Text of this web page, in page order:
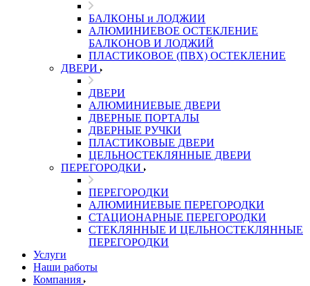
БАЛКОНЫ и ЛОДЖИИ
АЛЮМИНИЕВОЕ ОСТЕКЛЕНИЕ
БАЛКОНОВ И ЛОДЖИЙ
ПЛАСТИКОВОЕ (ПВХ) ОСТЕКЛЕНИЕ
ДВЕРИ
ДВЕРИ
АЛЮМИНИЕВЫЕ ДВЕРИ
ДВЕРНЫЕ ПОРТАЛЫ
ДВЕРНЫЕ РУЧКИ
ПЛАСТИКОВЫЕ ДВЕРИ
ЦЕЛЬНОСТЕКЛЯННЫЕ ДВЕРИ
ПЕРЕГОРОДКИ
ПЕРЕГОРОДКИ
АЛЮМИНИЕВЫЕ ПЕРЕГОРОДКИ
СТАЦИОНАРНЫЕ ПЕРЕГОРОДКИ
СТЕКЛЯННЫЕ И ЦЕЛЬНОСТЕКЛЯННЫЕ
ПЕРЕГОРОДКИ
Услуги
Наши работы
Компания